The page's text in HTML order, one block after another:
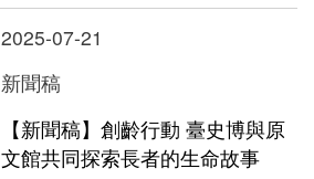
2025-07-21
新聞稿
【新聞稿】創齡行動 臺史博與原
文館共同探索長者的生命故事